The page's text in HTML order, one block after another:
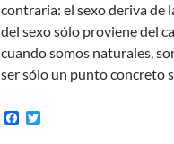
contraria: el sexo deriva de
del sexo sólo proviene del
cuando somos naturales,
ser sólo un punto concreto
F